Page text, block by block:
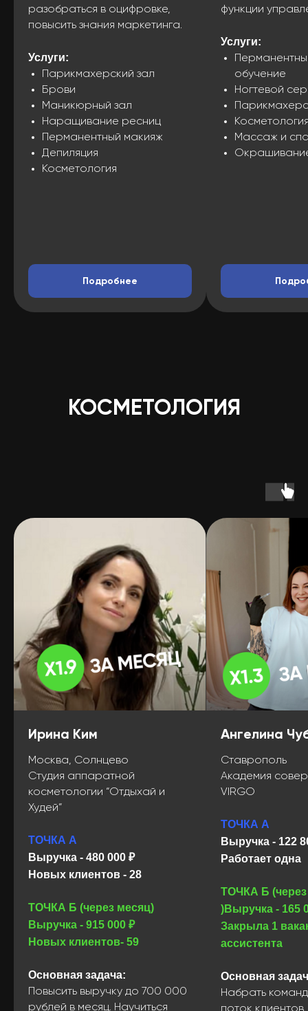
разобраться в оцифровке,
повысить знания маркетинга.
Услуги:
Парикмахерский зал
Брови
Маникюрный зал
Наращивание ресниц
Перманентный макияж
Депиляция
Косметология
Подробнее
функции
Услуги:
обучение
Ногтевой
Массаж и
КОСМЕТОЛОГИЯ
Ирина Ким
Москва, Солнцево
Студия аппаратной
косметологии “Отдыхай и
Худей”
ТОЧКА А
Выручка - 480 000 ₽
Новых клиентов - 28
ТОЧКА Б (через месяц)
Выручка - 915 000 ₽
Новых клиентов- 59
Основная задача:
Повысить выручку до 700 000
рублей в месяц. Научиться
Ангелина
Ставрополь
Академия
VIRGO
ТОЧКА А
Выручка - 122
Работает одна
ТОЧКА Б
)Выручка - 165
Закрыла 1
ассистента
Основная
Набрать